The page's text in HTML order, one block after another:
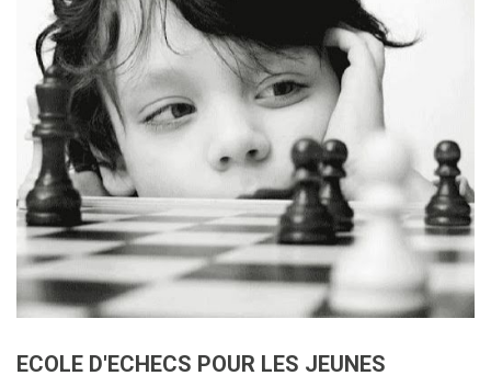
ECOLE D'ECHECS POUR LES JEUNES